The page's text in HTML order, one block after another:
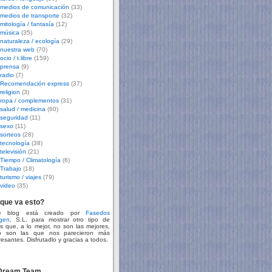
medios de comunicación (33)
medios de transporte (32)
mitología / fantasía (12)
música (35)
naturaleza / ecología (29)
nuestra web (70)
ocio / t.libre (159)
prensa (9)
radio (7)
Recomendación express (37)
religion (3)
ropa / complementos (31)
salud / medicina (60)
seguridad (11)
sexo (11)
sorteos (28)
tecnología (38)
televisión (21)
Tiempo / Climatología (6)
Trabajo (18)
turismo / viajes (79)
video (35)
va esto?
blog está creado por Fasedos
, S.L. para mostrar otro tipo de
que, a lo mejor, no son las mejores,
son las que nos parecieron más
Disfrutadlo y gracias a todos.